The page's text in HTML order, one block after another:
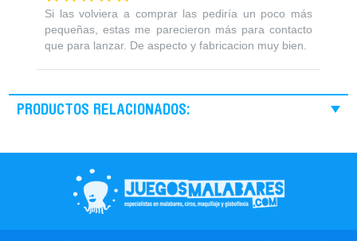
Si las volviera a comprar las pediría un poco más
pequeñas, estas me parecieron más para contacto
que para lanzar. De aspecto y fabricacion muy bien.
PRODUCTOS RELACIONADOS: